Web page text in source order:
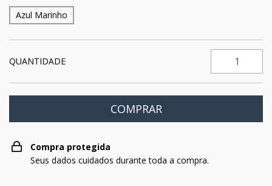
Azul Marinho
QUANTIDADE
Compra protegida
Seus dados cuidados durante toda a compra.